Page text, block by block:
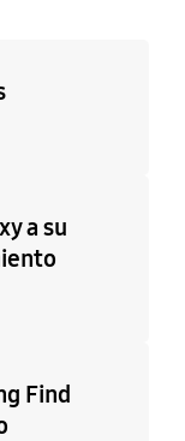
a su
Find